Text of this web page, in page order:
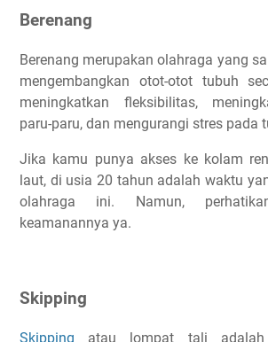
Berenang
Berenang merupakan olahraga yang
mengembangkan otot-otot tubuh
meningkatkan fleksibilitas,
paru-paru, dan mengurangi stres pada
Jika kamu punya akses ke kolam
laut, di usia 20 tahun adalah waktu
olahraga ini. Namun,
keamanannya ya.
Skipping
Skipping atau lompat tali adalah